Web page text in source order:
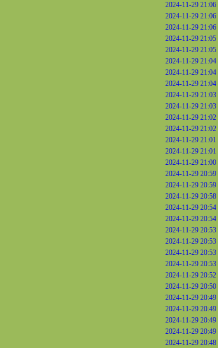
2024-11-29 21:06
2024-11-29 21:06
2024-11-29 21:06
2024-11-29 21:05
2024-11-29 21:05
2024-11-29 21:04
2024-11-29 21:04
2024-11-29 21:04
2024-11-29 21:03
2024-11-29 21:03
2024-11-29 21:02
2024-11-29 21:02
2024-11-29 21:01
2024-11-29 21:01
2024-11-29 21:00
2024-11-29 20:59
2024-11-29 20:59
2024-11-29 20:58
2024-11-29 20:54
2024-11-29 20:54
2024-11-29 20:53
2024-11-29 20:53
2024-11-29 20:53
2024-11-29 20:53
2024-11-29 20:52
2024-11-29 20:50
2024-11-29 20:49
2024-11-29 20:49
2024-11-29 20:49
2024-11-29 20:49
2024-11-29 20:48